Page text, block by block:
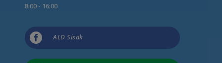
8:00 - 16:00
 ALD Sisak